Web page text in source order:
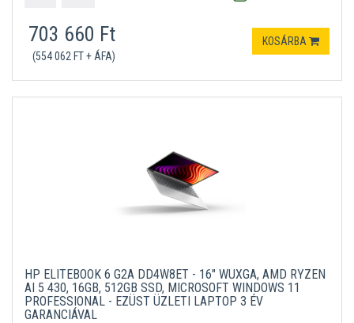
703 660 Ft
(554 062 FT + ÁFA)
KOSÁRBA
HP ELITEBOOK 6 G2A DD4W8ET - 16" WUXGA, AMD RYZEN
AI 5 430, 16GB, 512GB SSD, MICROSOFT WINDOWS 11
PROFESSIONAL - EZÜST ÜZLETI LAPTOP 3 ÉV
GARANCIÁVAL